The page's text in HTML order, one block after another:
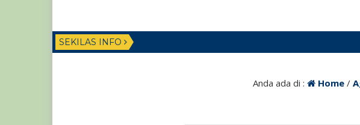
SEKILAS INFO
Anda ada di : Home/